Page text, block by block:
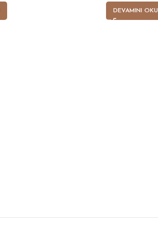
DEVAMINI OKU